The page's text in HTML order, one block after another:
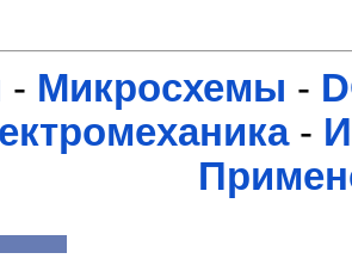
- Микросхемы -
-